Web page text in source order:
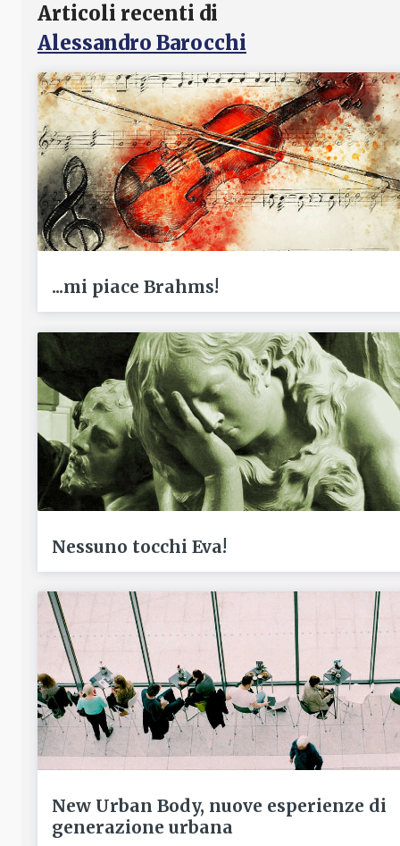
Articoli recenti di
Alessandro Barocchi
...mi piace Brahms!
Nessuno tocchi Eva!
New Urban Body, nuove esperienze di
generazione urbana